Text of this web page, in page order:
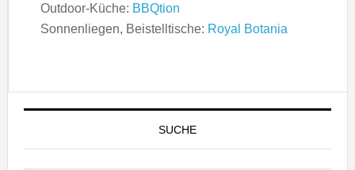
Outdoor-Küche: BBQtion
Sonnenliegen, Beistelltische: Royal Botania
SUCHE